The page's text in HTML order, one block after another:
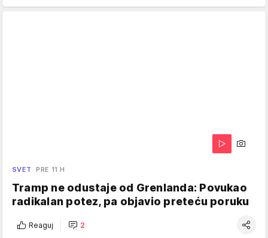
SVET PRE 11 H
Tramp ne odustaje od Grenlanda: Povukao
radikalan potez, pa objavio preteću poruku
Reaguj 2